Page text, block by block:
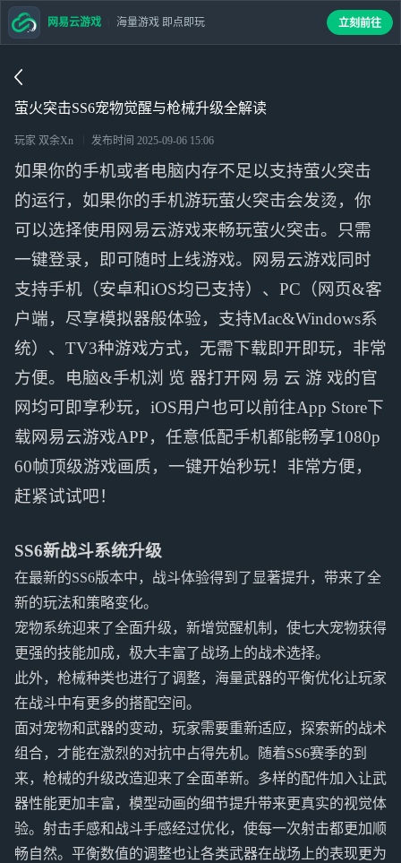
萤火突击SS6宠物觉醒与枪械升级全解读
玩家 双余Xn 发布时间 2025-09-06 15:06
如果你的手机或者电脑内存不足以支持萤火突击
的运行，如果你的手机游玩萤火突击会发烫，你
可以选择使用网易云游戏来畅玩萤火突击。只需
一键登录，即可随时上线游戏。网易云游戏同时
支持手机（安卓和iOS均已支持）、PC（网页&客
户端，尽享模拟器般体验，支持Mac&Windows系
统）、TV3种游戏方式，无需下载即开即玩，非常
方便。电脑&手机浏 览 器打开网 易 云 游 戏的官
网均可即享秒玩，iOS用户也可以前往App Store下
载网易云游戏APP，任意低配手机都能畅享1080p
60帧顶级游戏画质，一键开始秒玩！非常方便，
赶紧试试吧！
SS6新战斗系统升级
在最新的SS6版本中，战斗体验得到了显著提升，带来了全
新的玩法和策略变化。
宠物系统迎来了全面升级，新增觉醒机制，使七大宠物获得
更强的技能加成，极大丰富了战场上的战术选择。
此外，枪械种类也进行了调整，海量武器的平衡优化让玩家
在战斗中有更多的搭配空间。
面对宠物和武器的变动，玩家需要重新适应，探索新的战术
组合，才能在激烈的对抗中占得先机。随着SS6赛季的到
来，枪械的升级改造迎来了全面革新。多样的配件加入让武
器性能更加丰富，模型动画的细节提升带来更真实的视觉体
验。射击手感和战斗手感经过优化，使每一次射击都更加顺
畅自然。平衡数值的调整也让各类武器在战场上的表现更为
网易云游戏 海量游戏 即点即玩 立刻前往